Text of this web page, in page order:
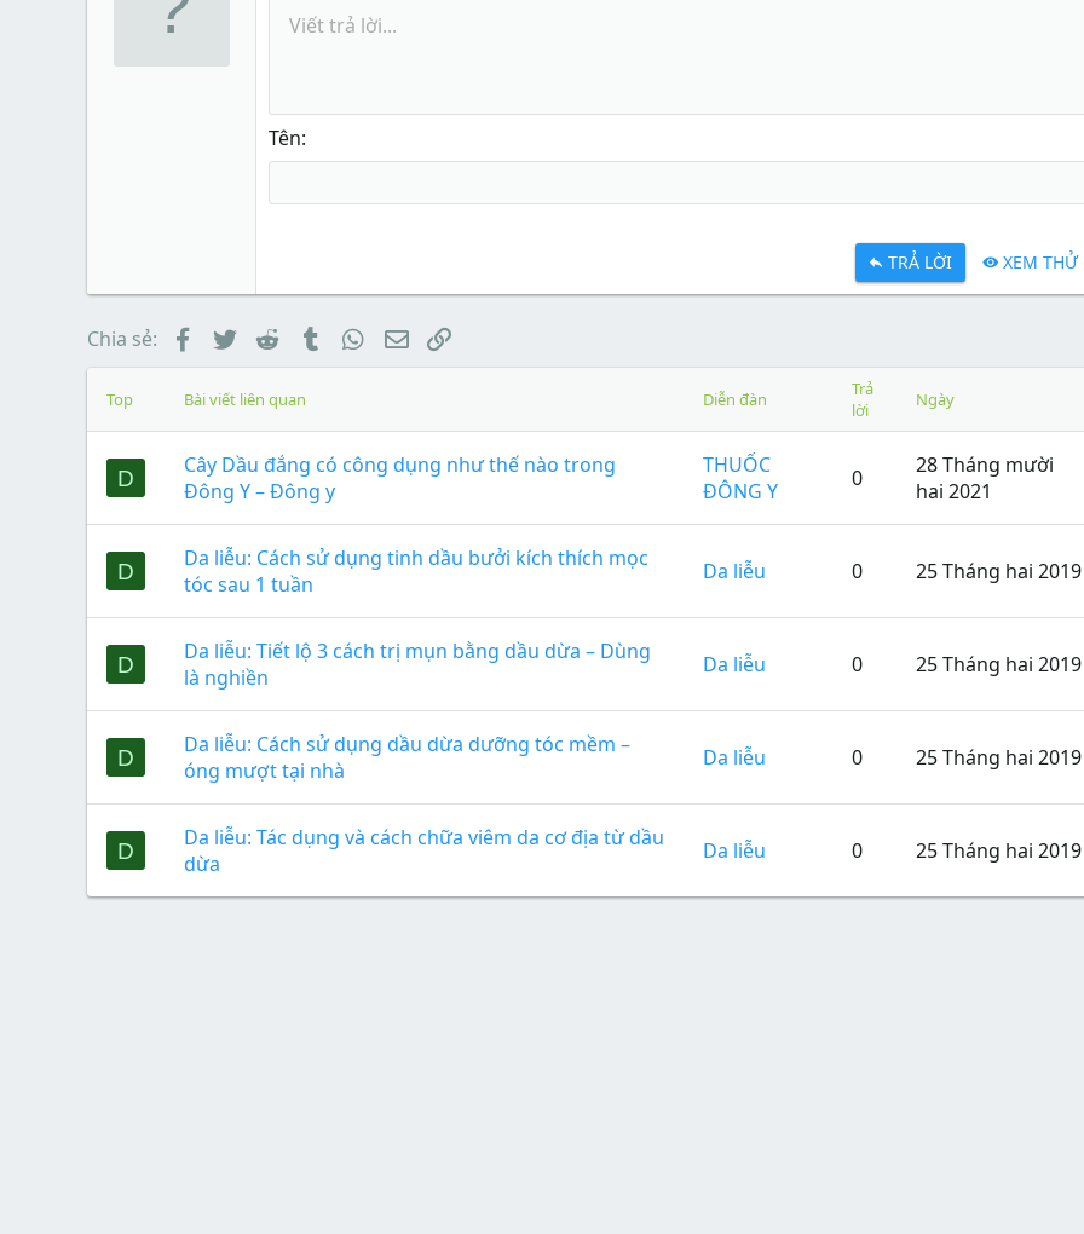
Xóa định dạng
In đậmIn nghiêng
Viết trả lời...
Tên
TRẢ LỜI XEM THỬ
Chia sẻ: Facebook
TwitterReddit TumblrWhatsApp
EmailLink
Top Bài viết liên quan Diễn đàn
Trả
lời
Ngày
D
Cây Dầu đắng có công dụng như thế nào trong
Đông Y – Đông y
THUỐC
ĐÔNG Y
0
28 Tháng mười
hai 2021
D
Da liễu: Cách sử dụng tinh dầu bưởi kích thích mọc
tóc sau 1 tuần
Da liễu 0 25 Tháng hai 2019
D
Da liễu: Tiết lộ 3 cách trị mụn bằng dầu dừa – Dùng
là nghiền
Da liễu 0 25 Tháng hai 2019
D
Da liễu: Cách sử dụng dầu dừa dưỡng tóc mềm –
óng mượt tại nhà
Da liễu 0 25 Tháng hai 2019
D
Da liễu: Tác dụng và cách chữa viêm da cơ địa từ dầu
dừa
Da liễu 0 25 Tháng hai 2019